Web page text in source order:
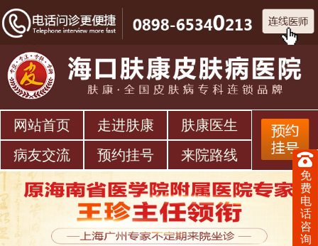
网站首页 走进肤康
肤康医生
病友交流
预约挂号 来院路线
免
费
电
话
咨
询